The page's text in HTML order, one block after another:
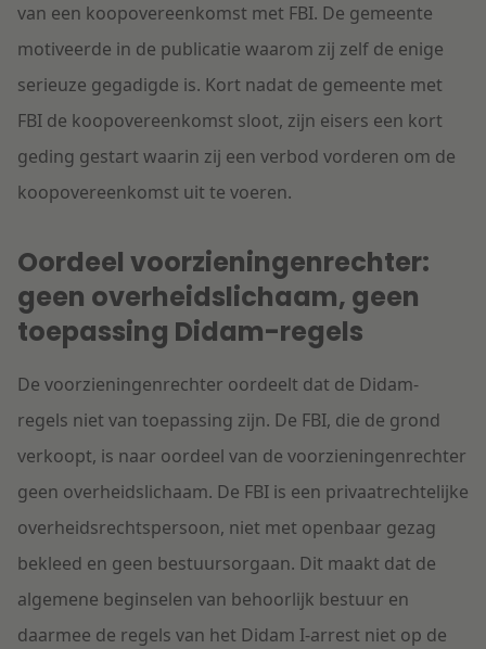
van een koopovereenkomst met FBI. De gemeente
motiveerde in de publicatie waarom zij zelf de enige
serieuze gegadigde is. Kort nadat de gemeente met
FBI de koopovereenkomst sloot, zijn eisers een kort
geding gestart waarin zij een verbod vorderen om de
koopovereenkomst uit te voeren.
Oordeel voorzieningenrechter:
geen overheidslichaam, geen
toepassing Didam-regels
De voorzieningenrechter oordeelt dat de Didam-
regels niet van toepassing zijn. De FBI, die de grond
verkoopt, is naar oordeel van de voorzieningenrechter
geen overheidslichaam. De FBI is een privaatrechtelijke
overheidsrechtspersoon, niet met openbaar gezag
bekleed en geen bestuursorgaan. Dit maakt dat de
algemene beginselen van behoorlijk bestuur en
daarmee de regels van het Didam I-arrest niet op de